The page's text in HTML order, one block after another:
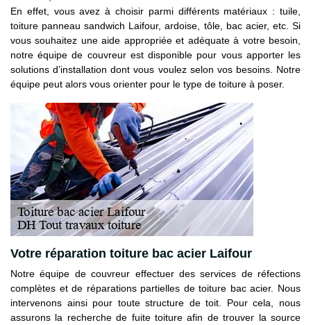
En effet, vous avez à choisir parmi différents matériaux : tuile,
toiture panneau sandwich Laifour, ardoise, tôle, bac acier, etc. Si
vous souhaitez une aide appropriée et adéquate à votre besoin,
notre équipe de couvreur est disponible pour vous apporter les
solutions d’installation dont vous voulez selon vos besoins. Notre
équipe peut alors vous orienter pour le type de toiture à poser.
Votre réparation toiture bac acier Laifour
Notre équipe de couvreur effectuer des services de réfections
complètes et de réparations partielles de toiture bac acier. Nous
intervenons ainsi pour toute structure de toit. Pour cela, nous
assurons la recherche de fuite toiture afin de trouver la source